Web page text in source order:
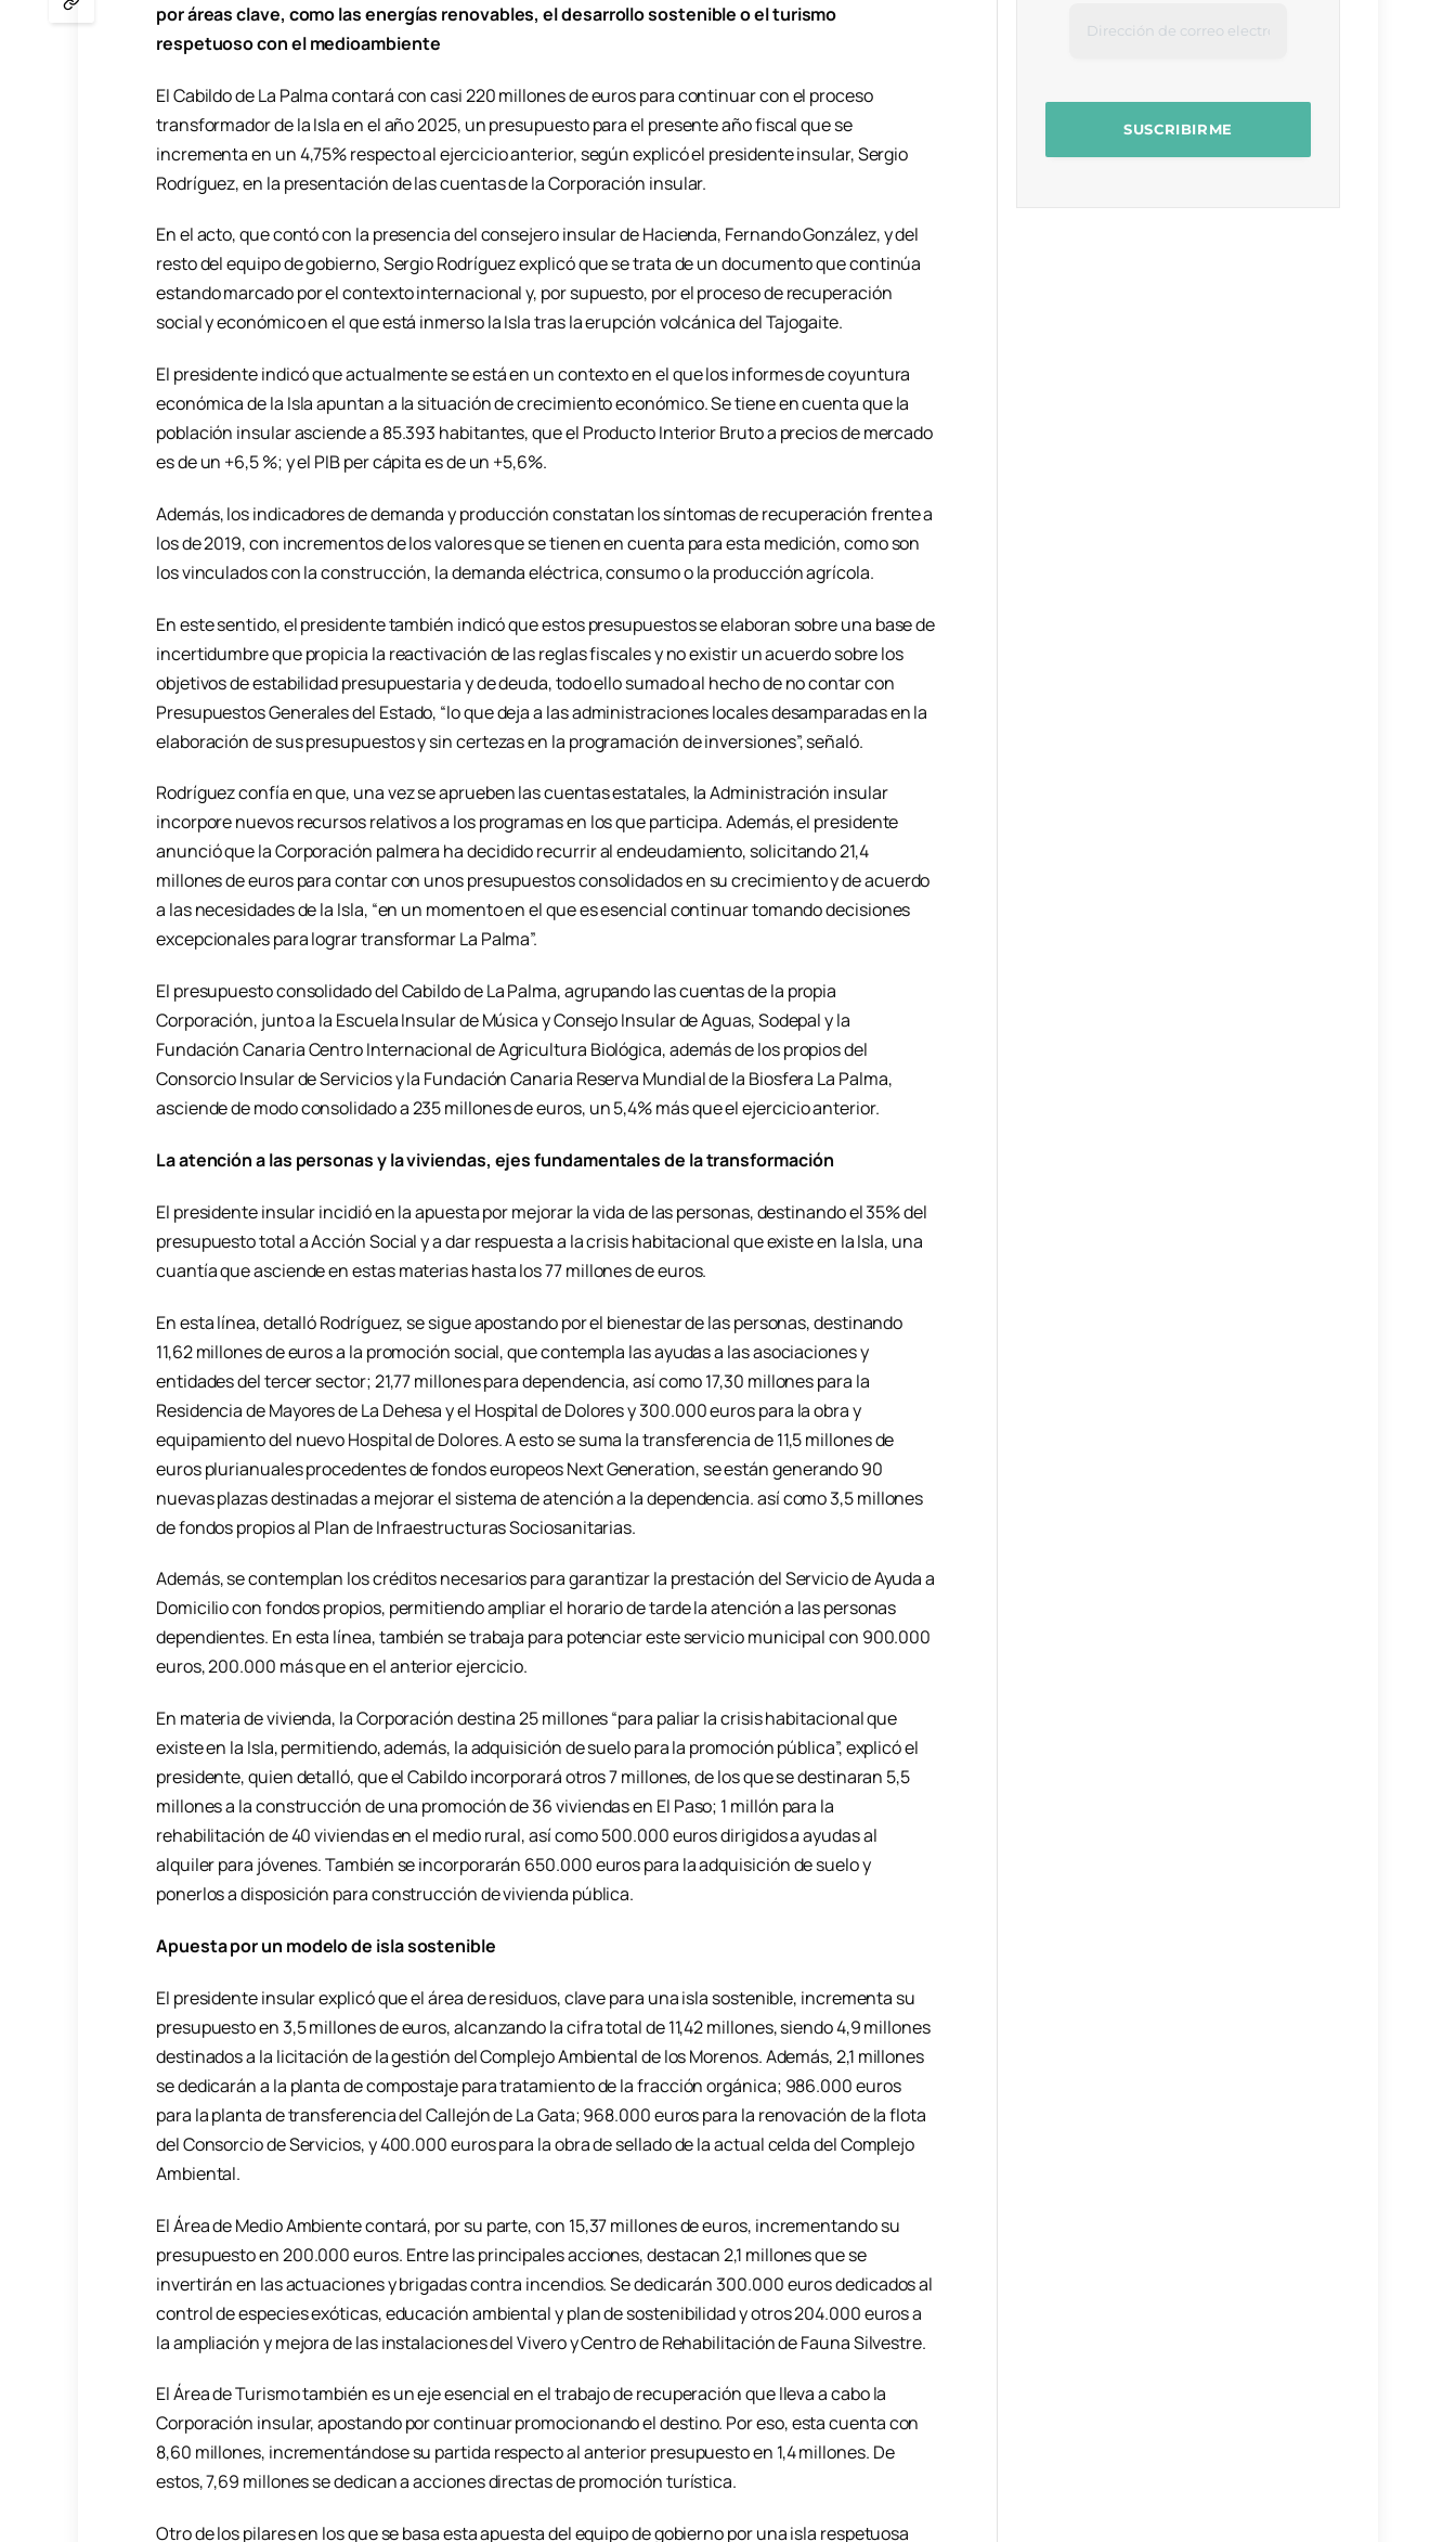
por áreas clave, como las energías renovables, el desarrollo sostenible o el turismo
respetuoso con el medioambiente
El Cabildo de La Palma contará con casi 220 millones de euros para continuar con el proceso
transformador de la Isla en el año 2025, un presupuesto para el presente año fiscal que se
incrementa en un 4,75% respecto al ejercicio anterior, según explicó el presidente insular, Sergio
Rodríguez, en la presentación de las cuentas de la Corporación insular.
En el acto, que contó con la presencia del consejero insular de Hacienda, Fernando González, y del
resto del equipo de gobierno, Sergio Rodríguez explicó que se trata de un documento que continúa
estando marcado por el contexto internacional y, por supuesto, por el proceso de recuperación
social y económico en el que está inmerso la Isla tras la erupción volcánica del Tajogaite.
El presidente indicó que actualmente se está en un contexto en el que los informes de coyuntura
económica de la Isla apuntan a la situación de crecimiento económico. Se tiene en cuenta que la
población insular asciende a 85.393 habitantes, que el Producto Interior Bruto a precios de mercado
es de un +6,5 %; y el PIB per cápita es de un +5,6%.
Además, los indicadores de demanda y producción constatan los síntomas de recuperación frente a
los de 2019, con incrementos de los valores que se tienen en cuenta para esta medición, como son
los vinculados con la construcción, la demanda eléctrica, consumo o la producción agrícola.
En este sentido, el presidente también indicó que estos presupuestos se elaboran sobre una base de
incertidumbre que propicia la reactivación de las reglas fiscales y no existir un acuerdo sobre los
objetivos de estabilidad presupuestaria y de deuda, todo ello sumado al hecho de no contar con
Presupuestos Generales del Estado, “lo que deja a las administraciones locales desamparadas en la
elaboración de sus presupuestos y sin certezas en la programación de inversiones”, señaló.
Rodríguez confía en que, una vez se aprueben las cuentas estatales, la Administración insular
incorpore nuevos recursos relativos a los programas en los que participa. Además, el presidente
anunció que la Corporación palmera ha decidido recurrir al endeudamiento, solicitando 21,4
millones de euros para contar con unos presupuestos consolidados en su crecimiento y de acuerdo
a las necesidades de la Isla, “en un momento en el que es esencial continuar tomando decisiones
excepcionales para lograr transformar La Palma”.
El presupuesto consolidado del Cabildo de La Palma, agrupando las cuentas de la propia
Corporación, junto a la Escuela Insular de Música y Consejo Insular de Aguas, Sodepal y la
Fundación Canaria Centro Internacional de Agricultura Biológica, además de los propios del
Consorcio Insular de Servicios y la Fundación Canaria Reserva Mundial de la Biosfera La Palma,
asciende de modo consolidado a 235 millones de euros, un 5,4% más que el ejercicio anterior.
La atención a las personas y la viviendas, ejes fundamentales de la transformación
El presidente insular incidió en la apuesta por mejorar la vida de las personas, destinando el 35% del
presupuesto total a Acción Social y a dar respuesta a la crisis habitacional que existe en la Isla, una
cuantía que asciende en estas materias hasta los 77 millones de euros.
En esta línea, detalló Rodríguez, se sigue apostando por el bienestar de las personas, destinando
11,62 millones de euros a la promoción social, que contempla las ayudas a las asociaciones y
entidades del tercer sector; 21,77 millones para dependencia, así como 17,30 millones para la
Residencia de Mayores de La Dehesa y el Hospital de Dolores y 300.000 euros para la obra y
equipamiento del nuevo Hospital de Dolores. A esto se suma la transferencia de 11,5 millones de
euros plurianuales procedentes de fondos europeos Next Generation, se están generando 90
nuevas plazas destinadas a mejorar el sistema de atención a la dependencia. así como 3,5 millones
de fondos propios al Plan de Infraestructuras Sociosanitarias.
Además, se contemplan los créditos necesarios para garantizar la prestación del Servicio de Ayuda a
Domicilio con fondos propios, permitiendo ampliar el horario de tarde la atención a las personas
dependientes. En esta línea, también se trabaja para potenciar este servicio municipal con 900.000
euros, 200.000 más que en el anterior ejercicio.
En materia de vivienda, la Corporación destina 25 millones “para paliar la crisis habitacional que
existe en la Isla, permitiendo, además, la adquisición de suelo para la promoción pública”, explicó el
presidente, quien detalló, que el Cabildo incorporará otros 7 millones, de los que se destinaran 5,5
millones a la construcción de una promoción de 36 viviendas en El Paso; 1 millón para la
rehabilitación de 40 viviendas en el medio rural, así como 500.000 euros dirigidos a ayudas al
alquiler para jóvenes. También se incorporarán 650.000 euros para la adquisición de suelo y
ponerlos a disposición para construcción de vivienda pública.
Apuesta por un modelo de isla sostenible
El presidente insular explicó que el área de residuos, clave para una isla sostenible, incrementa su
presupuesto en 3,5 millones de euros, alcanzando la cifra total de 11,42 millones, siendo 4,9 millones
destinados a la licitación de la gestión del Complejo Ambiental de los Morenos. Además, 2,1 millones
se dedicarán a la planta de compostaje para tratamiento de la fracción orgánica; 986.000 euros
para la planta de transferencia del Callejón de La Gata; 968.000 euros para la renovación de la flota
del Consorcio de Servicios, y 400.000 euros para la obra de sellado de la actual celda del Complejo
Ambiental.
El Área de Medio Ambiente contará, por su parte, con 15,37 millones de euros, incrementando su
presupuesto en 200.000 euros. Entre las principales acciones, destacan 2,1 millones que se
invertirán en las actuaciones y brigadas contra incendios. Se dedicarán 300.000 euros dedicados al
control de especies exóticas, educación ambiental y plan de sostenibilidad y otros 204.000 euros a
la ampliación y mejora de las instalaciones del Vivero y Centro de Rehabilitación de Fauna Silvestre.
El Área de Turismo también es un eje esencial en el trabajo de recuperación que lleva a cabo la
Corporación insular, apostando por continuar promocionando el destino. Por eso, esta cuenta con
8,60 millones, incrementándose su partida respecto al anterior presupuesto en 1,4 millones. De
estos, 7,69 millones se dedican a acciones directas de promoción turística.
Otro de los pilares en los que se basa esta apuesta del equipo de gobierno por una isla respetuosa